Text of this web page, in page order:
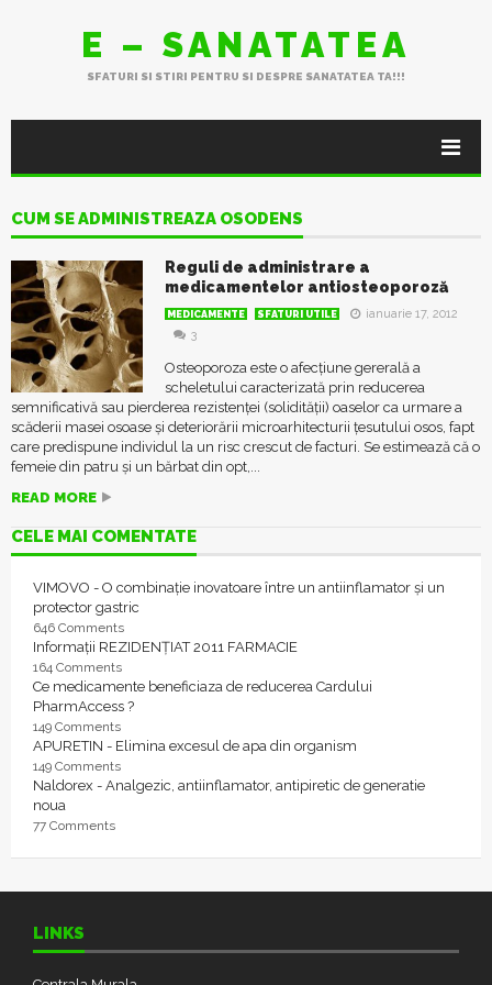
E – SANATATEA
SFATURI SI STIRI PENTRU SI DESPRE SANATATEA TA!!!
CUM SE ADMINISTREAZA OSODENS
Reguli de administrare a
medicamentelor antiosteoporoză
MEDICAMENTE SFATURI UTILE
ianuarie 17, 2012
3
Osteoporoza este o afecțiune gererală a
scheletului caracterizată prin reducerea
semnificativă sau pierderea rezistenței (solidității) oaselor ca urmare a
scăderii masei osoase și deteriorării microarhitecturii țesutului osos, fapt
care predispune individul la un risc crescut de facturi. Se estimează că o
femeie din patru și un bărbat din opt,...
READ MORE
CELE MAI COMENTATE
VIMOVO - O combinație inovatoare între un antiinflamator și un
protector gastric
646 Comments
Informații REZIDENȚIAT 2011 FARMACIE
164 Comments
Ce medicamente beneficiaza de reducerea Cardului
PharmAccess ?
149 Comments
APURETIN - Elimina excesul de apa din organism
149 Comments
Naldorex - Analgezic, antiinflamator, antipiretic de generatie
noua
77 Comments
LINKS